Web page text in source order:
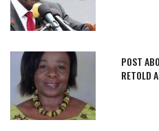
POST
RETOLD